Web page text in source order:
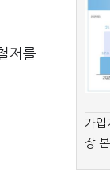
저를
가입
장